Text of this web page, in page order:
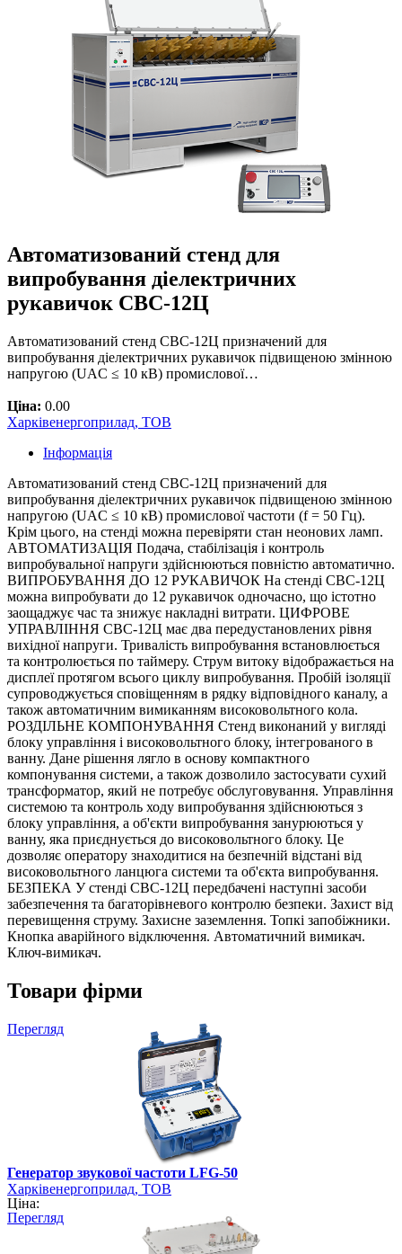
Автоматизований стенд для
випробування діелектричних
рукавичок СВС-12Ц
Автоматизований стенд СВС-12Ц призначений для
випробування діелектричних рукавичок підвищеною змінною
напругою (UAC ≤ 10 кВ) промислової…
Ціна: 0.00
Харківенергоприлад, ТОВ
Інформація
Автоматизований стенд СВС-12Ц призначений для
випробування діелектричних рукавичок підвищеною змінною
напругою (UAC ≤ 10 кВ) промислової частоти (f = 50 Гц).
Крім цього, на стенді можна перевіряти стан неонових ламп.
АВТОМАТИЗАЦІЯ Подача, стабілізація і контроль
випробувальної напруги здійснюються повністю автоматично.
ВИПРОБУВАННЯ ДО 12 РУКАВИЧОК На стенді СВС-12Ц
можна випробувати до 12 рукавичок одночасно, що істотно
заощаджує час та знижує накладні витрати. ЦИФРОВЕ
УПРАВЛІННЯ СВС-12Ц має два передустановлених рівня
вихідної напруги. Тривалість випробування встановлюється
та контролюється по таймеру. Струм витоку відображається на
дисплеї протягом всього циклу випробування. Пробій ізоляції
супроводжується сповіщенням в рядку відповідного каналу, а
також автоматичним вимиканням високовольтного кола.
РОЗДІЛЬНЕ КОМПОНУВАННЯ Стенд виконаний у вигляді
блоку управління і високовольтного блоку, інтегрованого в
ванну. Дане рішення лягло в основу компактного
компонування системи, а також дозволило застосувати сухий
трансформатор, який не потребує обслуговування. Управління
системою та контроль ходу випробування здійснюються з
блоку управління, а об'єкти випробування занурюються у
ванну, яка приєднується до високовольтного блоку. Це
дозволяє оператору знаходитися на безпечній відстані від
високовольтного ланцюга системи та об'єкта випробування.
БЕЗПЕКА У стенді СВС-12Ц передбачені наступні засоби
забезпечення та багаторівневого контролю безпеки. Захист від
перевищення струму. Захисне заземлення. Топкі запобіжники.
Кнопка аварійного відключення. Автоматичний вимикач.
Ключ-вимикач.
Товари фірми
Перегляд
Генератор звукової частоти LFG-50
Харківенергоприлад, ТОВ
Ціна:
Перегляд